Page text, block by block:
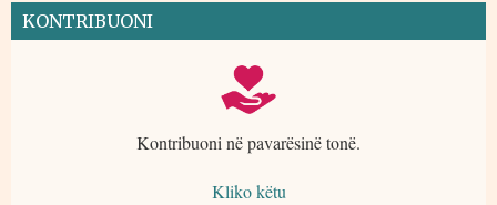
KONTRIBUONI
Kontribuoni në pavarësinë tonë.
Kliko këtu